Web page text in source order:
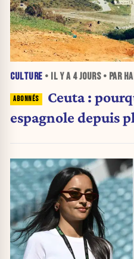
CULTURE • IL Y A 4 JOURS• PAR
Ceuta :
espagnole depuis